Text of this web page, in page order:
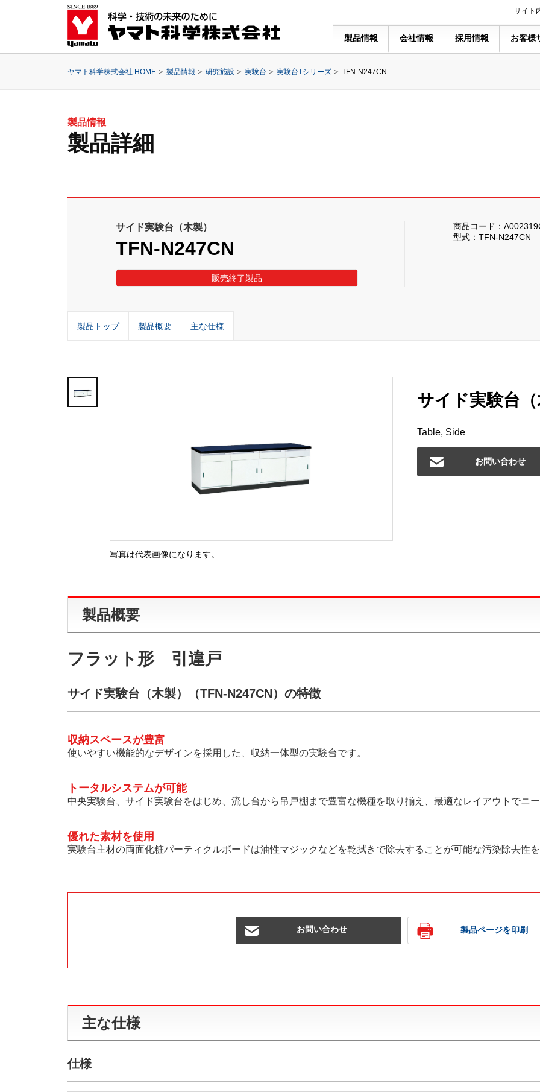
サイト
製品情報 会社情報 採用情報 お客様
ヤマト科学株式会社 HOME 製品情報 研究施設 実験台 実験台Tシリーズ TFN-N247CN
製品情報
製品詳細
サイド実験台（木製）
TFN-N247CN
販売終了製品
商品コード：
型式：TFN-N247CN
製品トップ 製品概要 主な仕様
写真は代表画像になります。
サイド実験台（
Table, Side
お問い合わせ
製品概要
フラット形 引違戸
サイド実験台（木製）（TFN-N247CN）の特徴
収納スペースが豊富
使いやすい機能的なデザインを採用した、収納一体型の実験台です。
トータルシステムが可能
中央実験台、サイド実験台をはじめ、流し台から吊戸棚まで豊富な機種を取り揃え、最適なレイアウトでニー
優れた素材を使用
実験台主材の両面化粧パーティクルボードは油性マジックなどを乾拭きで除去することが可能な汚染除去性
お問い合わせ 製品ページを印刷
主な仕様
仕様